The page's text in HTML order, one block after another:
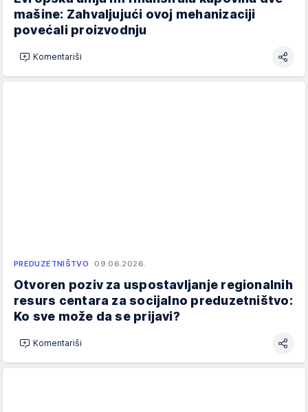
mašine: Zahvaljujući ovoj mehanizaciji
povećali proizvodnju
Komentariši
PREDUZETNIŠTVO 09.06.2026.
Otvoren poziv za uspostavljanje regionalnih
resurs centara za socijalno preduzetništvo:
Ko sve može da se prijavi?
Komentariši